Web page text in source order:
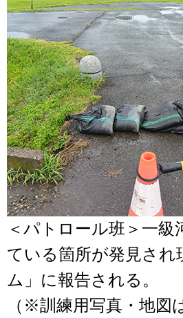
＜パトロール班＞一
ている箇所が発見され
ム」に報告される。
（※訓練用写真・地図